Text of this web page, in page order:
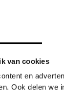
van cookies
en
Ook delen we